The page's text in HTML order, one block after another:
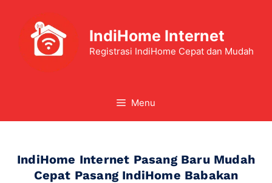
IndiHome Internet
Registrasi IndiHome Cepat dan Mudah
Menu
IndiHome Internet Pasang Baru Mudah
Cepat Pasang IndiHome Babakan